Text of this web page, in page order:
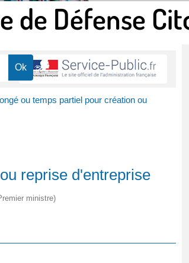
de Défense
ou temps partiel pour création ou
reprise d'entreprise
ministre)